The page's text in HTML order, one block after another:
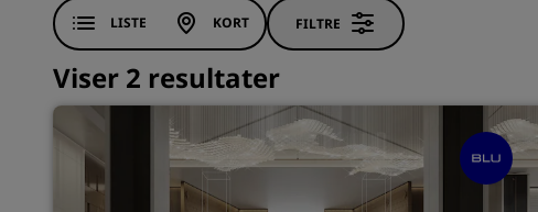
LISTE KORT FILTRE
Viser 2 resultater